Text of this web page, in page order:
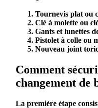
Tournevis plat ou
Clé à molette ou
Gants et lunettes
Pistolet à colle ou
Nouveau joint
Comment
changement de
La première étape